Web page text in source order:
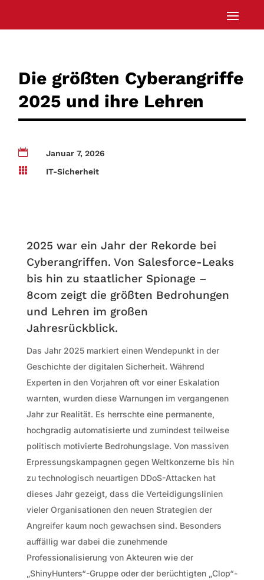
Die größten Cyberangriffe
2025 und ihre Lehren

Januar 7, 2026

IT-Sicherheit
2025 war ein Jahr der Rekorde bei
Cyberangriffen. Von Salesforce-Leaks
bis hin zu staatlicher Spionage –
8com zeigt die größten Bedrohungen
und Lehren im großen
Jahresrückblick.
Das Jahr 2025 markiert einen Wendepunkt in der
Geschichte der digitalen Sicherheit. Während
Experten in den Vorjahren oft vor einer Eskalation
warnten, wurden diese Warnungen im vergangenen
Jahr zur Realität. Es herrschte eine permanente,
hochgradig automatisierte und zumindest teilweise
politisch motivierte Bedrohungslage. Von massiven
Erpressungskampagnen gegen Weltkonzerne bis hin
zu technologisch neuartigen DDoS-Attacken hat
dieses Jahr gezeigt, dass die Verteidigungslinien
vieler Organisationen den neuen Strategien der
Angreifer kaum noch gewachsen sind. Besonders
auffällig war dabei die zunehmende
Professionalisierung von Akteuren wie der
„ShinyHunters“-Gruppe oder der berüchtigten „Clop“-